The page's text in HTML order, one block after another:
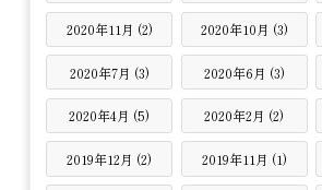
2020年11月 (2) 2020年10月 (3)
2020年7月 (3) 2020年6月 (3)
2020年4月 (5) 2020年2月 (2)
2019年12月 (2) 2019年11月 (1)